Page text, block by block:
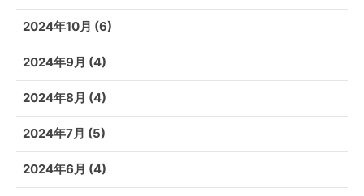
2024年10月 (6)
2024年9月 (4)
2024年8月 (4)
2024年7月 (5)
2024年6月 (4)